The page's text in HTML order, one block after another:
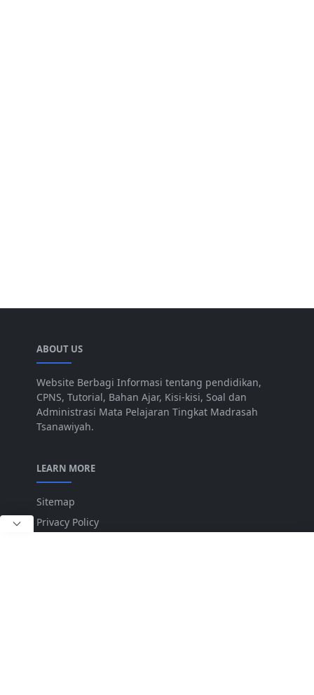
ABOUT US
Website Berbagi Informasi tentang pendidikan,
CPNS, Tutorial, Bahan Ajar, Kisi-kisi, Soal dan
Administrasi Mata Pelajaran Tingkat Madrasah
Tsanawiyah.
LEARN MORE
Sitemap
Privacy Policy